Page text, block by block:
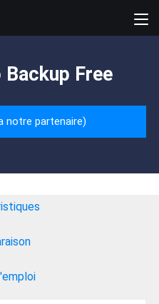
Backup Free
notre partenaire)